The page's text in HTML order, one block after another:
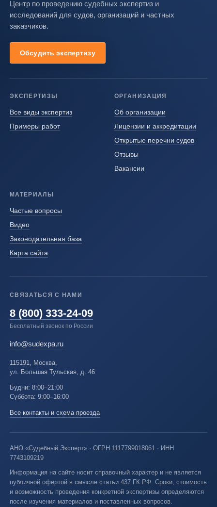
Центр по проведению судебных экспертиз и
исследований для судов, организаций и частных
заказчиков.
Обсудить экспертизу
ЭКСПЕРТИЗЫ
Все виды экспертиз
Примеры работ
ОРГАНИЗАЦИЯ
Об организации
Лицензии и аккредитации
Открытые перечни судов
Отзывы
Вакансии
МАТЕРИАЛЫ
Частые вопросы
Видео
Законодательная база
Карта сайта
СВЯЗАТЬСЯ С НАМИ
8 (800) 333-24-09
Бесплатный звонок по России
info@sudexpa.ru
115191, Москва,
ул. Большая Тульская, д. 46
Будни: 8:00–21:00
Суббота: 9:00–16:00
Все контакты и схема проезда
АНО «Судебный Эксперт» · ОГРН 1117799018061 · ИНН
7743109219
Информация на сайте носит справочный характер и не является
публичной офертой в смысле статьи 437 ГК РФ. Сроки, стоимость
и возможность проведения конкретной экспертизы определяются
после изучения материалов и поставленных вопросов.